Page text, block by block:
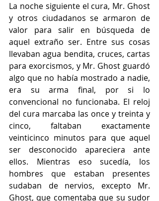
La noche siguiente el cura, Mr. Ghost
y otros ciudadanos se armaron de
valor para salir en búsqueda de
aquel extraño ser. Entre sus cosas
llevaban agua bendita, cruces, cartas
para exorcismos, y Mr. Ghost guardó
algo que no había mostrado a nadie,
era su arma final, por si lo
convencional no funcionaba. El reloj
del cura marcaba las once y treinta y
cinco, faltaban exactamente
veinticinco minutos para que aquel
ser desconocido apareciera ante
ellos. Mientras eso sucedía, los
hombres que estaban presentes
sudaban de nervios, excepto Mr.
Ghost, que comentaba que su sudor